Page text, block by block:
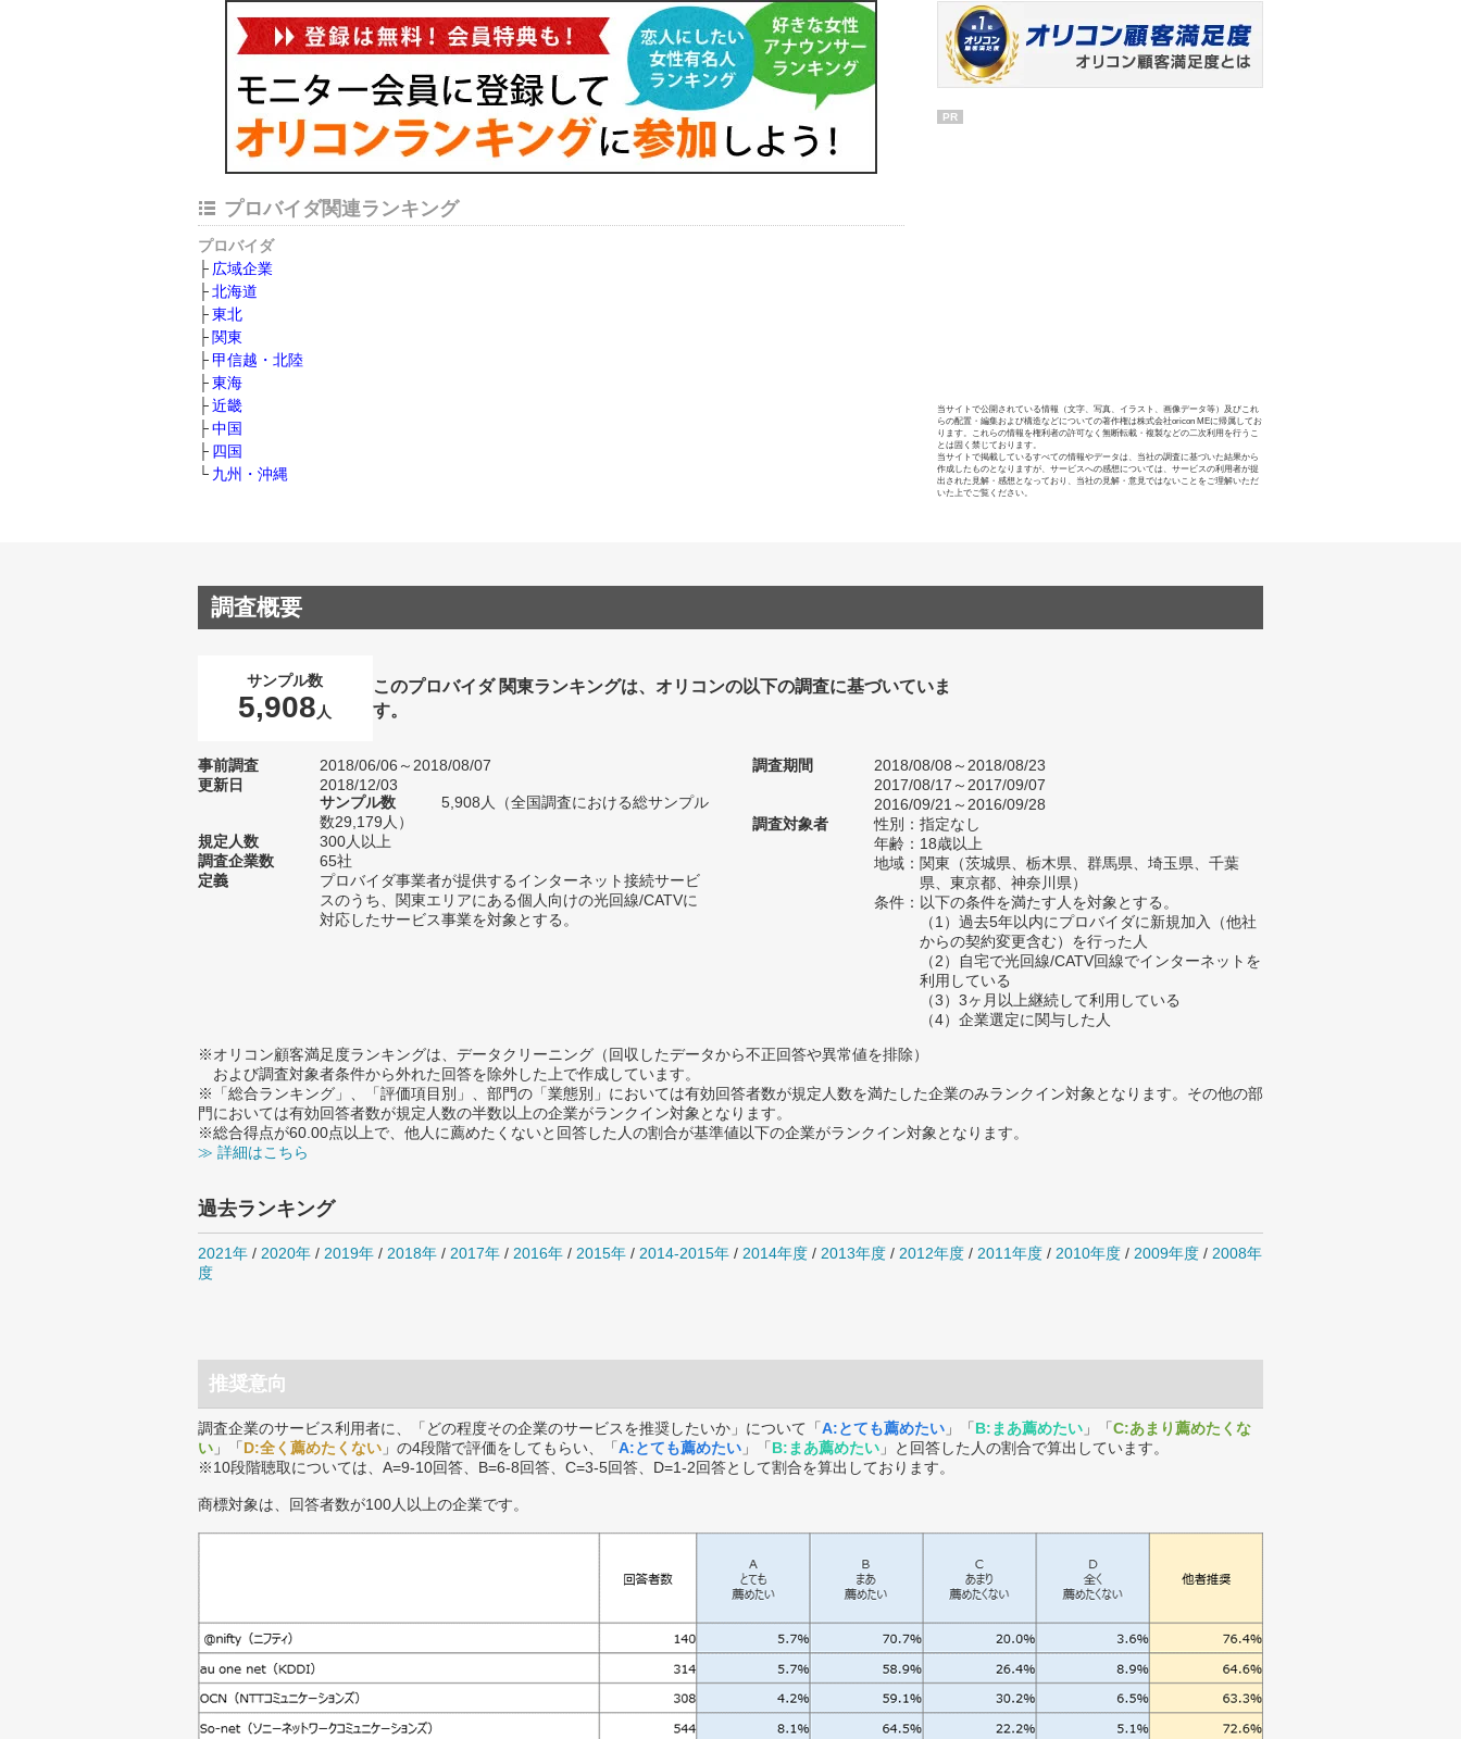
プロバイダ関連ランキング
プロバイダ
広域企業
北海道
東北
関東
甲信越・北陸
東海
近畿
中国
四国
九州・沖縄
PR
当サイトで公開されている情報（文字、写真、イラスト、画像データ等）及びこれ
らの配置・編集および構造などについての著作権は株式会社oricon MEに帰属してお
ります。これらの情報を権利者の許可なく無断転載・複製などの二次利用を行うこ
とは固く禁じております。
当サイトで掲載しているすべての情報やデータは、当社の調査に基づいた結果から
作成したものとなりますが、サービスへの感想については、サービスの利用者が提
出された見解・感想となっており、当社の見解・意見ではないことをご理解いただ
いた上でご覧ください。
調査概要
サンプル数
5,908 人
このプロバイダ 関東ランキングは、オリコンの以下の調査に基づいていま
す。
事前調査
2018/06/06～2018/08/07
更新日
2018/12/03
サンプル数
5,908人（全国調査における総サンプル
数29,179人）
規定人数
300人以上
調査企業数
65社
定義
プロバイダ事業者が提供するインターネット接続サービ
スのうち、関東エリアにある個人向けの光回線/CATVに
対応したサービス事業を対象とする。
調査期間
2018/08/08～2018/08/23
2017/08/17～2017/09/07
2016/09/21～2016/09/28
調査対象者
性別：指定なし
年齢：18歳以上
地域：関東（茨城県、栃木県、群馬県、埼玉県、千葉
県、東京都、神奈川県）
条件：以下の条件を満たす人を対象とする。
（1）過去5年以内にプロバイダに新規加入（他社
からの契約変更含む）を行った人
（2）自宅で光回線/CATV回線でインターネットを
利用している
（3）3ヶ月以上継続して利用している
（4）企業選定に関与した人
※オリコン顧客満足度ランキングは、データクリーニング（回収したデータから不正回答や異常値を排除）
および調査対象者条件から外れた回答を除外した上で作成しています。
※「総合ランキング」、「評価項目別」、部門の「業態別」においては有効回答者数が規定人数を満たした企業のみランクイン対象となります。その他の部
門においては有効回答者数が規定人数の半数以上の企業がランクイン対象となります。
※総合得点が60.00点以上で、他人に薦めたくないと回答した人の割合が基準値以下の企業がランクイン対象となります。
≫ 詳細はこちら
過去ランキング
2021年 / 2020年 / 2019年 / 2018年 / 2017年 / 2016年 / 2015年 / 2014-2015年 / 2014年度 / 2013年度 / 2012年度 / 2011年度 / 2010年度 / 2009年度 / 2008年
度
推奨意向
調査企業のサービス利用者に、「どの程度その企業のサービスを推奨したいか」について「A:とても薦めたい 」「B:まあ薦めたい 」「C:あまり薦めたくな
い 」「D:全く薦めたくない 」の4段階で評価をしてもらい、「A:とても薦めたい 」「B:まあ薦めたい 」と回答した人の割合で算出しています。
※10段階聴取については、A=9-10回答、B=6-8回答、C=3-5回答、D=1-2回答として割合を算出しております。
商標対象は、回答者数が100人以上の企業です。